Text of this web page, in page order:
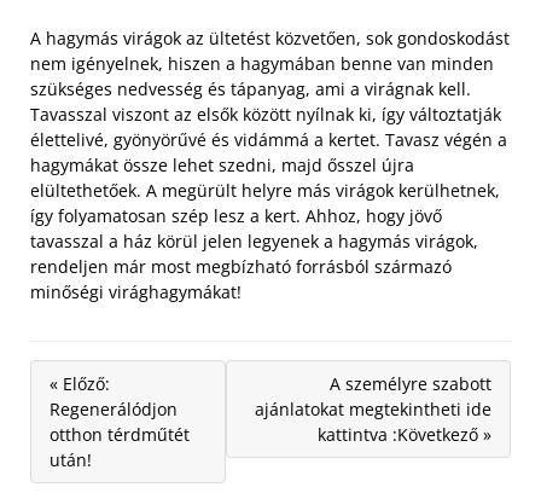
A hagymás virágok az ültetést közvetően, sok gondoskodást
nem igényelnek, hiszen a hagymában benne van minden
szükséges nedvesség és tápanyag, ami a virágnak kell.
Tavasszal viszont az elsők között nyílnak ki, így változtatják
élettelivé, gyönyörűvé és vidámmá a kertet. Tavasz végén a
hagymákat össze lehet szedni, majd ősszel újra
elültethetőek. A megürült helyre más virágok kerülhetnek,
így folyamatosan szép lesz a kert. Ahhoz, hogy jövő
tavasszal a ház körül jelen legyenek a hagymás virágok,
rendeljen már most megbízható forrásból származó
minőségi virághagymákat!
« Előző:
Regenerálódjon
otthon térdműtét
után!
A személyre szabott
ajánlatokat megtekintheti ide
kattintva :Következő »